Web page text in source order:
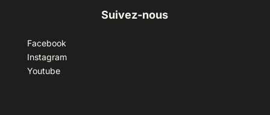
Suivez-nous
Facebook
Instagram
Youtube